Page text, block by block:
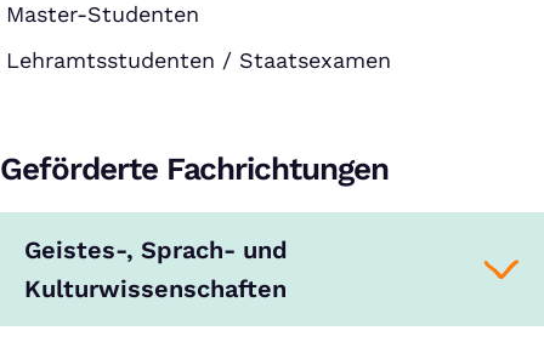
Master-Studenten
Lehramtsstudenten / Staatsexamen
Geförderte Fachrichtungen
Geistes-, Sprach- und
Kulturwissenschaften